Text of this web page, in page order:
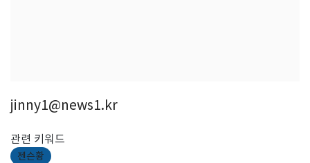
jinny1@news1.kr
관련 키워드
젠슨황